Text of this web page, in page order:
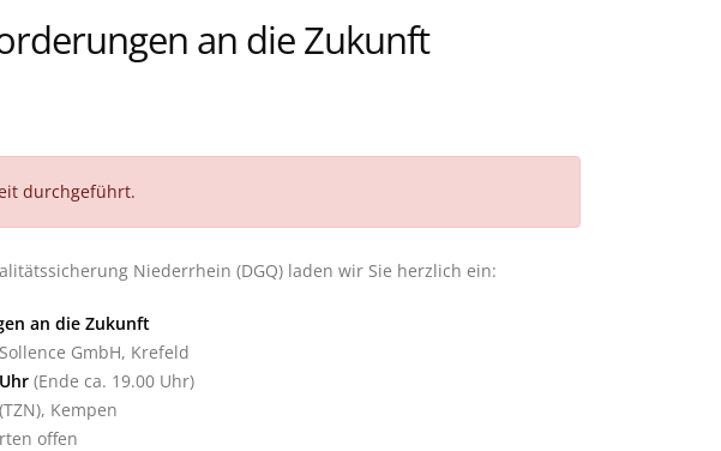
an die Zukunft
durchgeführt.
Niederrhein (DGQ) laden wir Sie herzlich ein:
an die Zukunft
GmbH, Krefeld
(Ende ca. 19.00 Uhr)
Kempen
offen